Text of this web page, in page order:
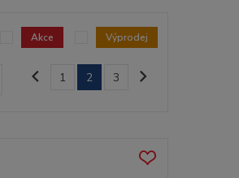
Akce Výprodej
1 2 3